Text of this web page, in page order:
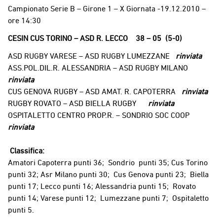
Campionato Serie B – Girone 1 – X Giornata -19.12.2010 –
ore 14:30
CESIN CUS TORINO – ASD R. LECCO 38 – 05 (5-0)
ASD RUGBY VARESE – ASD RUGBY LUMEZZANE rinviata
ASS.POL.DIL.R. ALESSANDRIA – ASD RUGBY MILANO
rinviata
CUS GENOVA RUGBY – ASD AMAT. R. CAPOTERRA rinviata
RUGBY ROVATO – ASD BIELLA RUGBY rinviata
OSPITALETTO CENTRO PROP.R. – SONDRIO SOC COOP
rinviata
Classifica:
Amatori Capoterra punti 36; Sondrio punti 35; Cus Torino
punti 32; Asr Milano punti 30; Cus Genova punti 23; Biella
punti 17; Lecco punti 16; Alessandria punti 15; Rovato
punti 14; Varese punti 12; Lumezzane punti 7; Ospitaletto
punti 5.